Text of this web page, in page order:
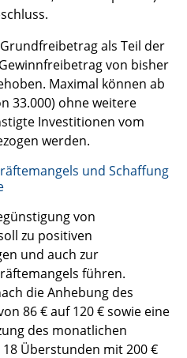
als Teil der
von bisher
Maximal können ab
33.000) ohne weitere
Investitionen vom
werden.
und Schaffung
von
zu positiven
und auch zur
führen.
die Anhebung des
86 € auf 120 € sowie eine
des monatlichen
Überstunden mit 200 €